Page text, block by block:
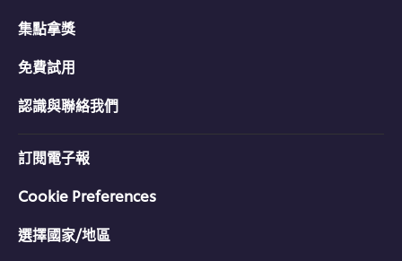
集點拿獎
免費試用
認識與聯絡我們
訂閱電子報
Cookie Preferences
選擇國家/地區